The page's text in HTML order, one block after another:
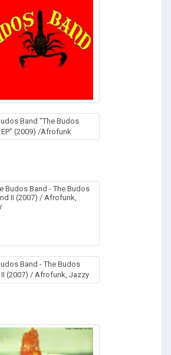
Band "The Budos
(2009) /Afrofunk
Band - The Budos
II (2007) / Afrofunk, Jazzy